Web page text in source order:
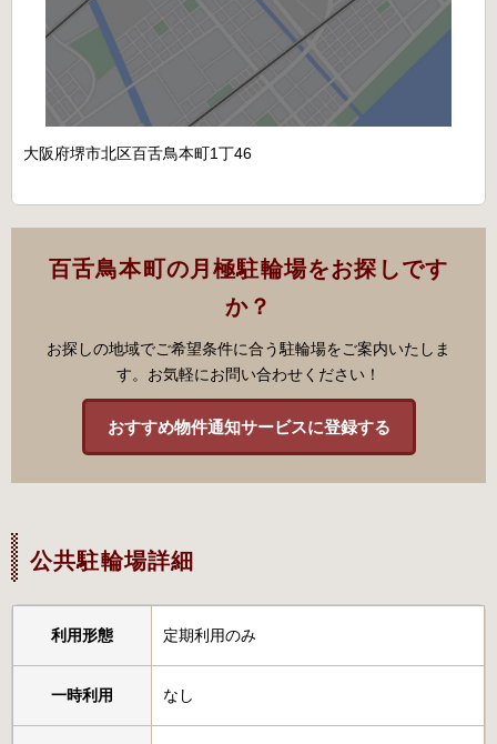
大阪府堺市北区百舌鳥本町1丁46
百舌鳥本町の月極駐輪場をお探しです
か？
お探しの地域でご希望条件に合う駐輪場をご案内いたしま
す。お気軽にお問い合わせください！
おすすめ物件通知サービスに登録する
公共駐輪場詳細
利用形態 定期利用のみ
一時利用 なし